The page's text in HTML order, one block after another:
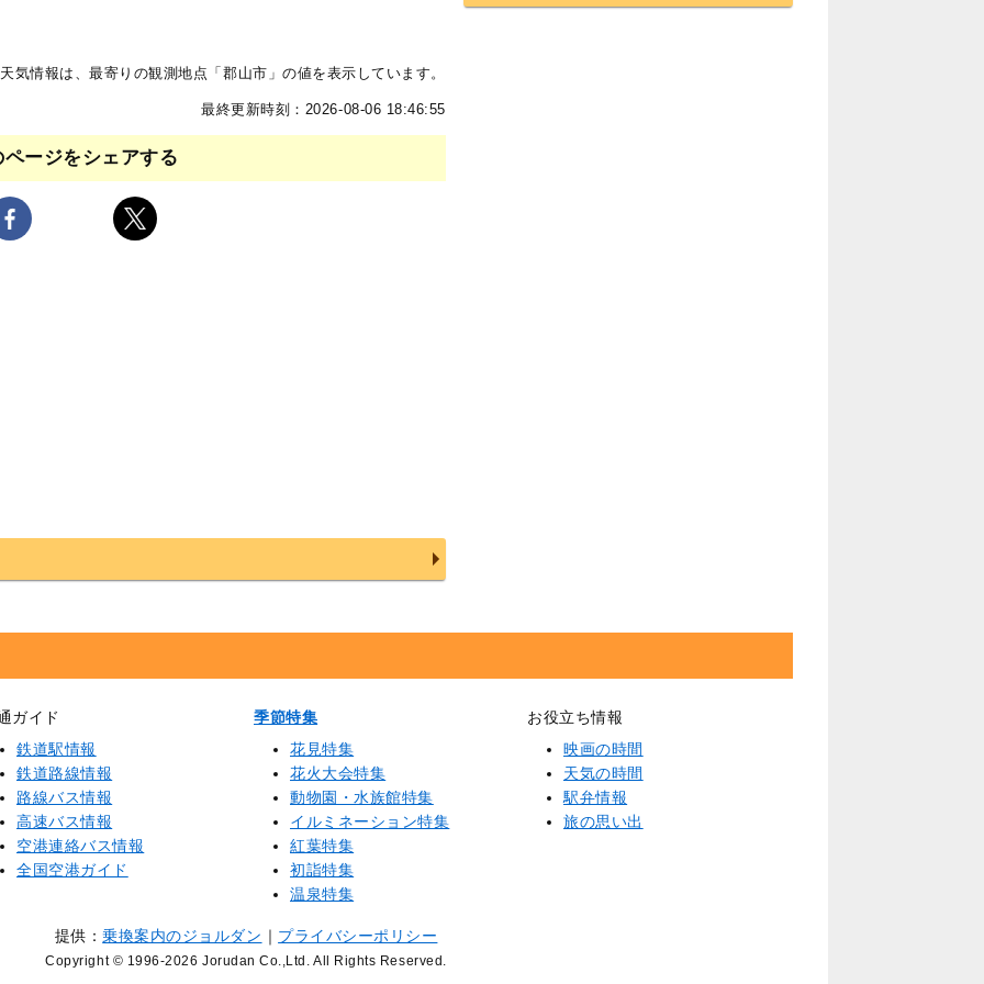
気情報は、最寄りの観測地点「郡山市」の値を表示しています。
最終更新時刻：2026-08-06 18:46:55
ページをシェアする
ガイド
鉄道駅情報
鉄道路線情報
路線バス情報
高速バス情報
空港連絡バス情報
全国空港ガイド
季節特集
花見特集
花火大会特集
動物園・水族館特集
イルミネーション特集
紅葉特集
初詣特集
温泉特集
お役立ち情報
映画の時間
天気の時間
駅弁情報
旅の思い出
提供：乗換案内のジョルダン ｜ プライバシーポリシー
Copyright © 1996-2026 Jorudan Co.,Ltd. All Rights Reserved.